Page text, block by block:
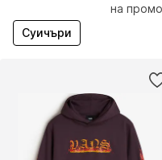
на
Суичъри